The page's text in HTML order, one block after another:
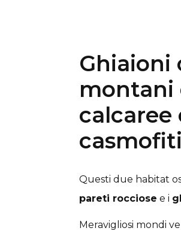
Ghiaioni
montani
calcaree
Questi due habitat
pareti rocciose e i
Meravigliosi mondi